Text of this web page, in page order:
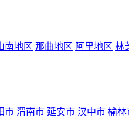
南地区 那曲地区 阿里地区 林
市 渭南市 延安市 汉中市 榆林